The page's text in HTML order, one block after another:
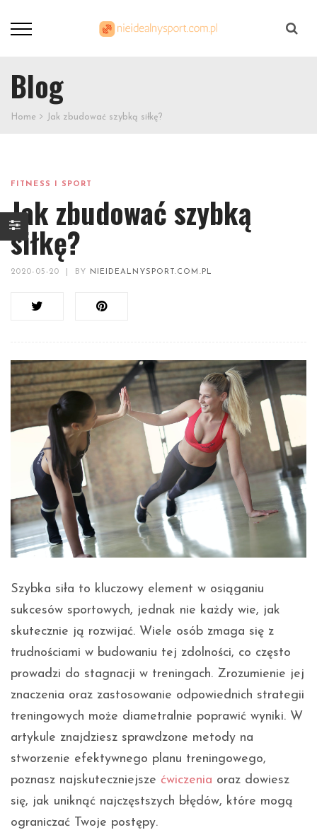
Blog
Home Jak zbudować szybką siłkę?
FITNESS I SPORT
Jak zbudować szybką
siłkę?
2020-05-20 BY NIEIDEALNYSPORT.COM.PL
Szybka siła to kluczowy element w osiąganiu
sukcesów sportowych, jednak nie każdy wie, jak
skutecznie ją rozwijać. Wiele osób zmaga się z
trudnościami w budowaniu tej zdolności, co często
prowadzi do stagnacji w treningach. Zrozumienie jej
znaczenia oraz zastosowanie odpowiednich strategii
treningowych może diametralnie poprawić wyniki. W
artykule znajdziesz sprawdzone metody na
stworzenie efektywnego planu treningowego,
poznasz najskuteczniejsze ćwiczenia oraz dowiesz
się, jak uniknąć najczęstszych błędów, które mogą
ograniczać Twoje postępy.